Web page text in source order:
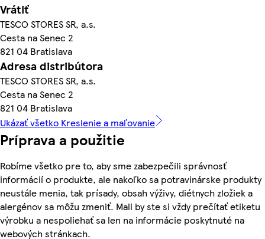
Vrátiť
TESCO STORES SR, a.s.
Cesta na Senec 2
821 04 Bratislava
Adresa distribútora
TESCO STORES SR, a.s.
Cesta na Senec 2
821 04 Bratislava
Ukázať všetko Kreslenie a maľovanie
Príprava a použitie
Robíme všetko pre to, aby sme zabezpečili správnosť
informácií o produkte, ale nakoľko sa potravinárske produkty
neustále menia, tak prísady, obsah výživy, diétnych zložiek a
alergénov sa môžu zmeniť. Mali by ste si vždy prečítať etiketu
výrobku a nespoliehať sa len na informácie poskytnuté na
webových stránkach.